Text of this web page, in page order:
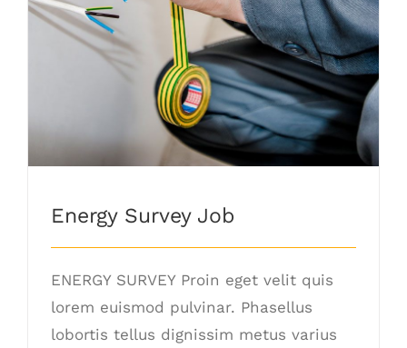
Energy Survey Job
ENERGY SURVEY Proin eget velit quis
lorem euismod pulvinar. Phasellus
lobortis tellus dignissim metus varius